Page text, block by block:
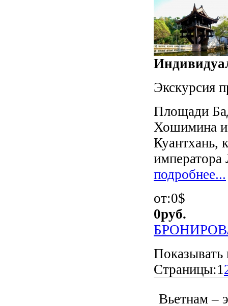
Экскурсия
Площади
Хошимина и
Куантхань,
подробнее...
от:0$
0руб.
Показывать
Страницы:1
Вьетнам –